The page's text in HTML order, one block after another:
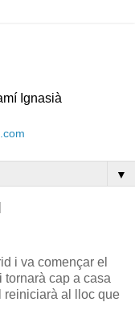
Ignasià
▼
i va començar el
tornarà cap a casa
reiniciarà al lloc que